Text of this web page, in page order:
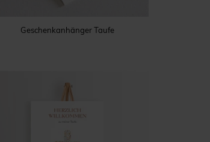
Geschenkanhänger Taufe